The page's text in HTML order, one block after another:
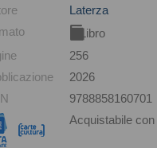
Laterza
Libro
256
2026
9788858160701
Acquistabile con